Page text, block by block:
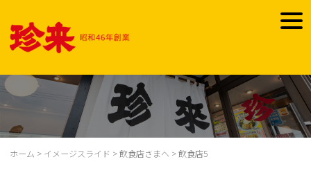
content
ホーム > イメージスライド >飲食店さまへ >飲食店5